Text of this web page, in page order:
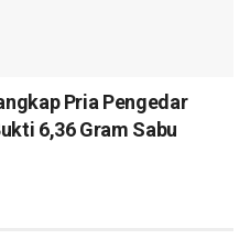
Pria Pengedar
6,36 Gram Sabu